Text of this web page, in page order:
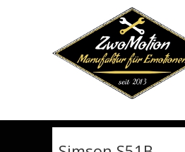
OKAY. VERSTANDEN.